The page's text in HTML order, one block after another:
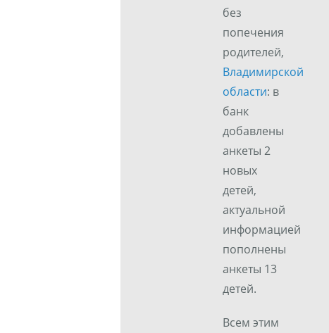
без
попечения
родителей,
Владимирской
области: в
банк
добавлены
анкеты 2
новых
детей,
актуальной
информацией
пополнены
анкеты 13
детей.
Всем этим